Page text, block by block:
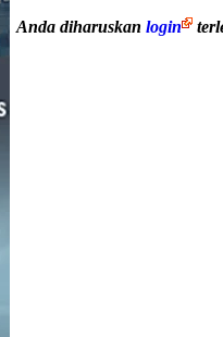
Anda diharuskan login